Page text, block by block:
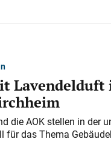
Lavendelduft
die AOK stellen in der
für das Thema